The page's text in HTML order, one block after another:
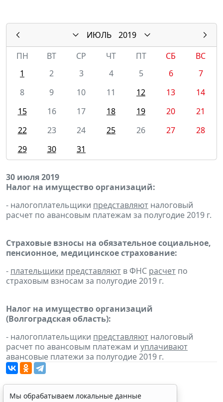
ИЮЛЬ
2019
ПН
ВТ СР ЧТ ПТ СБ
ВС
1
2 3 4 5 6
7
8
9 10 11 12 13
14
15
16 17 18 19 20
21
22
23 24 25 26 27
28
29
30 31
30 июля 2019
Налог на имущество организаций:
- налогоплательщики представляют налоговый
расчет по авансовым платежам за полугодие 2019 г.
Страховые взносы на обязательное социальное,
пенсионное, медицинское страхование:
- плательщики представляют в ФНС расчет по
страховым взносам за полугодие 2019 г.
Налог на имущество организаций
(Волгоградская область):
- налогоплательщики представляют налоговый
расчет по авансовым платежам и уплачивают
авансовые платежи за полугодие 2019 г.
Мы обрабатываем локальные данные